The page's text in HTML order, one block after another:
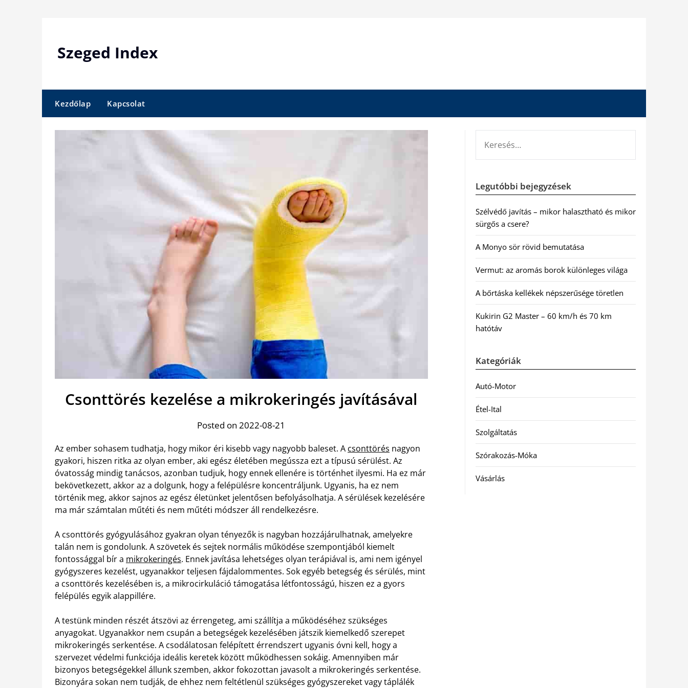
Szeged Index
Kezdőlap Kapcsolat
Csonttörés kezelése a mikrokeringés javításával
Posted on 2022-08-21
Az ember sohasem tudhatja, hogy mikor éri kisebb vagy nagyobb baleset. A csonttörés nagyon
gyakori, hiszen ritka az olyan ember, aki egész életében megússza ezt a típusú sérülést. Az
óvatosság mindig tanácsos, azonban tudjuk, hogy ennek ellenére is történhet ilyesmi. Ha ez már
bekövetkezett, akkor az a dolgunk, hogy a felépülésre koncentráljunk. Ugyanis, ha ez nem
történik meg, akkor sajnos az egész életünket jelentősen befolyásolhatja. A sérülések kezelésére
ma már számtalan műtéti és nem műtéti módszer áll rendelkezésre.
A csonttörés gyógyulásához gyakran olyan tényezők is nagyban hozzájárulhatnak, amelyekre
talán nem is gondolunk. A szövetek és sejtek normális működése szempontjából kiemelt
fontossággal bír a mikrokeringés. Ennek javítása lehetséges olyan terápiával is, ami nem igényel
gyógyszeres kezelést, ugyanakkor teljesen fájdalommentes. Sok egyéb betegség és sérülés, mint
a csonttörés kezelésében is, a mikrocirkuláció támogatása létfontosságú, hiszen ez a gyors
felépülés egyik alappillére.
A testünk minden részét átszövi az érrengeteg, ami szállítja a működéséhez szükséges
anyagokat. Ugyanakkor nem csupán a betegségek kezelésében játszik kiemelkedő szerepet
mikrokeringés serkentése. A csodálatosan felépített érrendszert ugyanis óvni kell, hogy a
szervezet védelmi funkciója ideális keretek között működhessen sokáig. Amennyiben már
bizonyos betegségekkel állunk szemben, akkor fokozottan javasolt a mikrokeringés serkentése.
Bizonyára sokan nem tudják, de ehhez nem feltétlenül szükséges gyógyszereket vagy táplálék
Legutóbbi bejegyzések
Szélvédő javítás – mikor halasztható és mikor
sürgős a csere?
A Monyo sör rövid bemutatása
Vermut: az aromás borok különleges világa
A bőrtáska kellékek népszerűsége töretlen
Kukirin G2 Master – 60 km/h és 70 km
hatótáv
Kategóriák
Autó-Motor
Étel-Ital
Szolgáltatás
Szórakozás-Móka
Vásárlás